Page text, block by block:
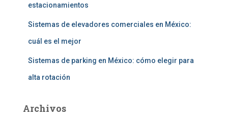
estacionamientos
Sistemas de elevadores comerciales en México:
cuál es el mejor
Sistemas de parking en México: cómo elegir para
alta rotación
Archivos